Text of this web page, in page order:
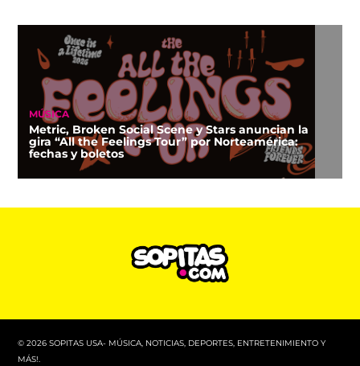
MÚSICA
Metric, Broken Social Scene y Stars anuncian la
gira “All the Feelings Tour” por Norteamérica:
fechas y boletos
© 2026 SOPITAS USA- MÚSICA, NOTICIAS, DEPORTES, ENTRETENIMIENTO Y
MÁS!.